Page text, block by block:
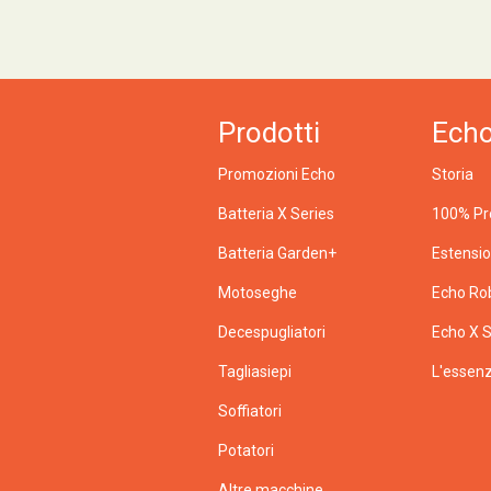
Prodotti
Promozioni Echo
Batteria X Series
Batteria Garden+
Motoseghe
Decespugliatori
Tagliasiepi
Soffiatori
Potatori
Storia
100%
Echo
Echo X